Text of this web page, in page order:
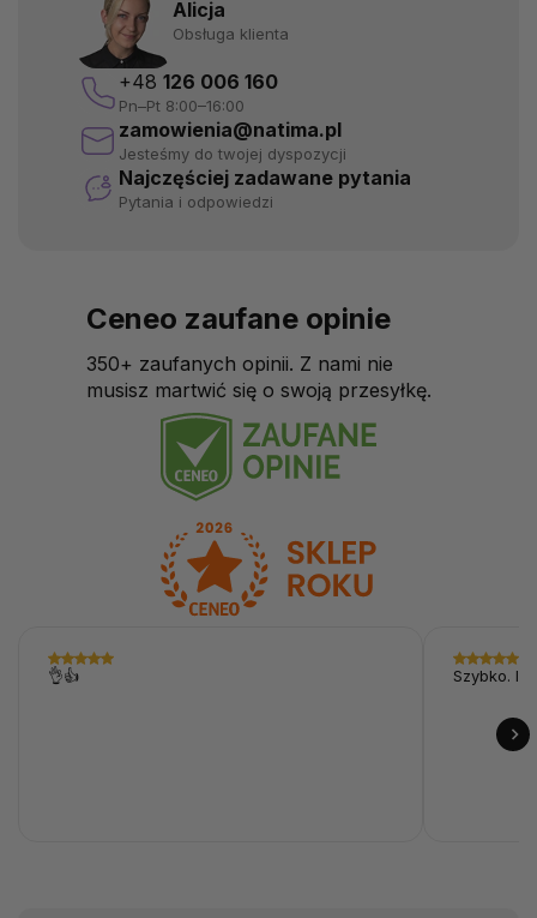
Alicja
Obsługa klienta
+48 126 006 160
Pn–Pt 8:00–16:00
zamowienia@natima.pl
Jesteśmy do twojej dyspozycji
Najczęściej zadawane pytania
Pytania i odpowiedzi
Ceneo zaufane opinie
350+ zaufanych opinii. Z nami nie
musisz martwić się o swoją przesyłkę.
👌👍 Szybko. I